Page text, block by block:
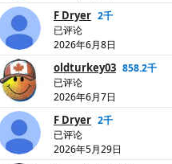
F Dryer 2千
已评论
2026年6月8日
oldturkey03 858.2千
已评论
2026年6月7日
F Dryer 2千
已评论
2026年5月29日